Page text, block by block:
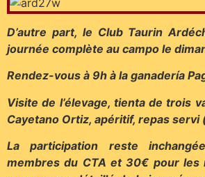
D’autre part, le Club Taurin
journée complète au campo le
Rendez-vous à 9h à la ganadería
Visite de l’élevage, tienta de trois
Cayetano Ortiz, apéritif, repas servi
La participation reste
membres du CTA et 30€ pour les